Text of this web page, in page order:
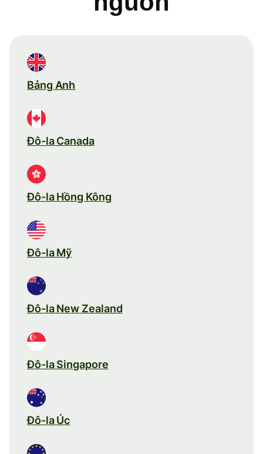
Bảng Anh
Đô-la Canada
Đô-la Hồng Kông
Đô-la Mỹ
Đô-la New Zealand
Đô-la Singapore
Đô-la Úc